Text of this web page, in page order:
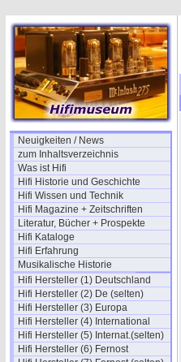
Neuigkeiten / News
zum Inhaltsverzeichnis
Was ist Hifi
Hifi Historie und Geschichte
Hifi Wissen und Technik
Hifi Magazine + Zeitschriften
Literatur, Bücher + Prospekte
Hifi Kataloge
Hifi Erfahrung
Musikalische Historie
Hifi Hersteller (1) Deutschland
Hifi Hersteller (2) De (selten)
Hifi Hersteller (3) Europa
Hifi Hersteller (4) International
Hifi Hersteller (5) Internat.(selten)
Hifi Hersteller (6) Fernost